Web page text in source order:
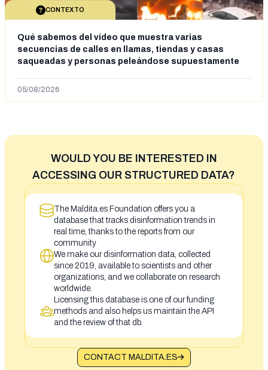
CONTEXTO
Qué sabemos del vídeo que muestra varias
secuencias de calles en llamas, tiendas y casas
saqueadas y personas peleándose supuestamente
situación irregular a Ceuta
05/08/2026
WOULD YOU BE INTERESTED IN
ACCESSING OUR STRUCTURED DATA?
The Maldita.es Foundation offers you a
database that tracks disinformation trends in
real time, thanks to the reports from our
community
We make our disinformation data, collected
since 2019, available to scientists and other
organizations, and we collaborate on research
worldwide.
Licensing this database is one of our funding
methods and also helps us maintain the API
and the review of that db.
CONTACT MALDITA.ES